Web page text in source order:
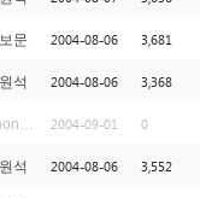
문 2004-08-06 3,681
석 2004-08-06 3,368
Anonymous 2004-09-01 0
석 2004-08-06 3,552